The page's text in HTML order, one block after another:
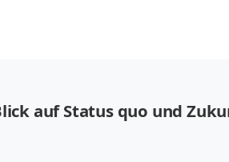
auf Status quo und